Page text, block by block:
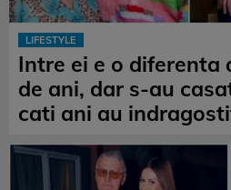
LIFESTYLE
Intre ei e o diferenta
de ani, dar s-au
cati ani au